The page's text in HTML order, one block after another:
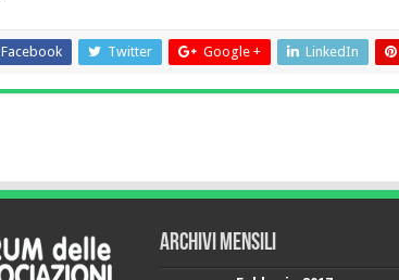
Facebook Twitter Google + LinkedIn
Archivi mensili